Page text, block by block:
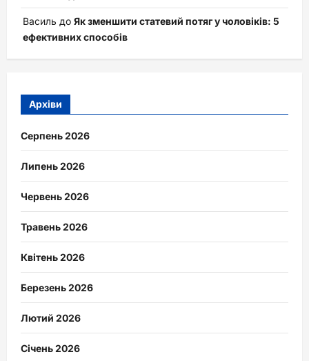
Василь до Як зменшити статевий потяг у чоловіків: 5
ефективних способів
Архіви
Серпень 2026
Липень 2026
Червень 2026
Травень 2026
Квітень 2026
Березень 2026
Лютий 2026
Січень 2026